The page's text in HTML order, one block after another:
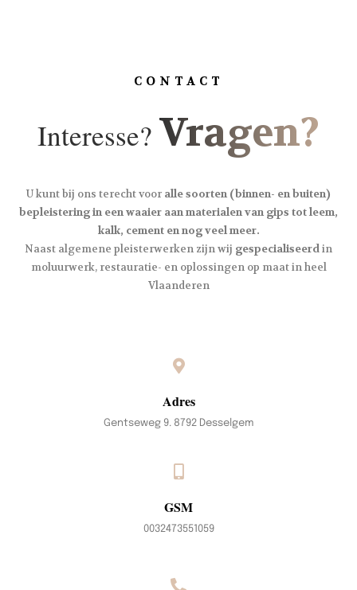
CONTACT
Interesse? Vragen?
U kunt bij ons terecht voor alle soorten (binnen- en buiten)
bepleistering in een waaier aan materialen van gips tot leem,
kalk, cement en nog veel meer.
Naast algemene pleisterwerken zijn wij gespecialiseerdin
moluurwerk, restauratie- en oplossingen op maat in heel
Vlaanderen
Adres
Gentseweg 9. 8792 Desselgem
GSM
0032473551059